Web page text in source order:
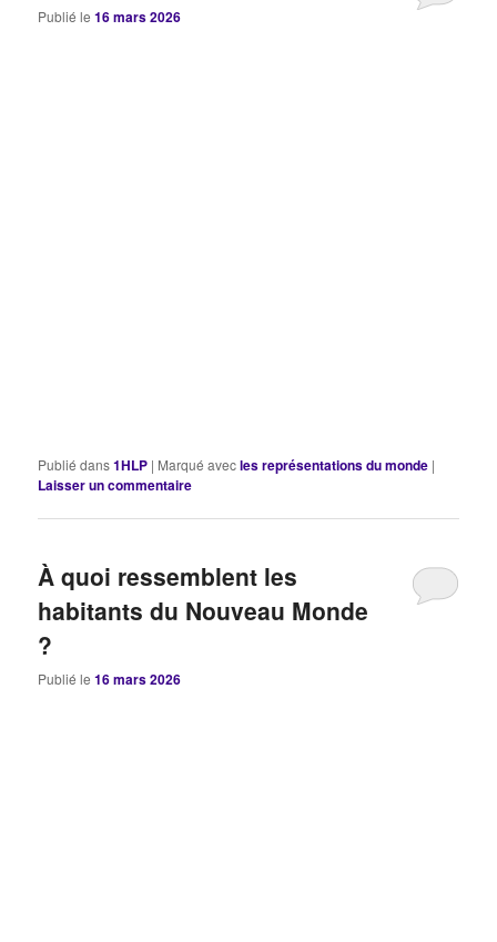
Publié le16 mars 2026
Publié dans1HLP | Marqué avecles représentations du monde |
Laisser un commentaire
À quoi ressemblent les
habitants du Nouveau Monde
?
Publié le16 mars 2026